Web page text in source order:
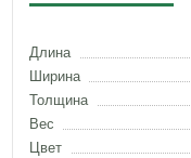
Длина
Ширина
Толщина
Вес
Цвет